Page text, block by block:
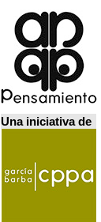
Una iniciativa de